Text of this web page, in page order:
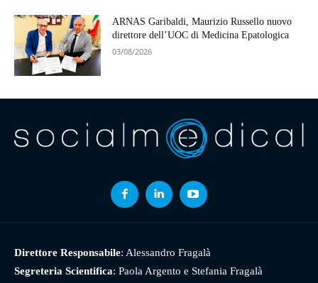
ARNAS Garibaldi, Maurizio Russello nuovo
direttore dell’UOC di Medicina Epatologica
03/08/2026
Direttore Responsabile: Alessandro Fragalà
Segreteria Scientifica: Paola Argento e Stefania Fragalà